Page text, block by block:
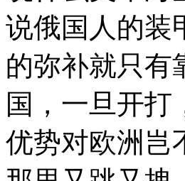
说俄国人的装
的弥补就只有
国，一旦开打
优势对欧洲岂